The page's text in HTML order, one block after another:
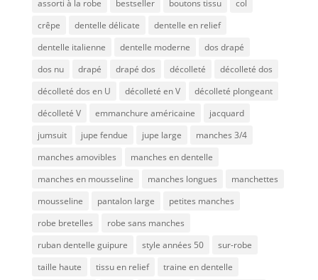
assorti à la robe bestseller boutons tissu
col
crêpe
dentelle délicate
dentelle en relief
dentelle italienne
dentelle moderne
dos drapé
dos nu
drapé drapé dos décolleté
décolleté dos
décolleté dos en U
décolleté en V
décolleté plongeant
décolleté V
emmanchure américaine
jacquard
jumsuit
jupe fendue jupe large
manches 3/4
manches amovibles
manches en dentelle
manches en mousseline
manches longues
manchettes
mousseline
pantalon large
petites manches
robe bretelles
robe sans manches
ruban dentelle guipure
style années 50
sur-robe
taille haute
tissu en relief traine en dentelle